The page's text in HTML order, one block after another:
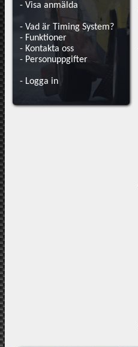
- Visa anmälda
- Vad är Timing System?
- Funktioner
- Kontakta oss
- Personuppgifter
- Logga in